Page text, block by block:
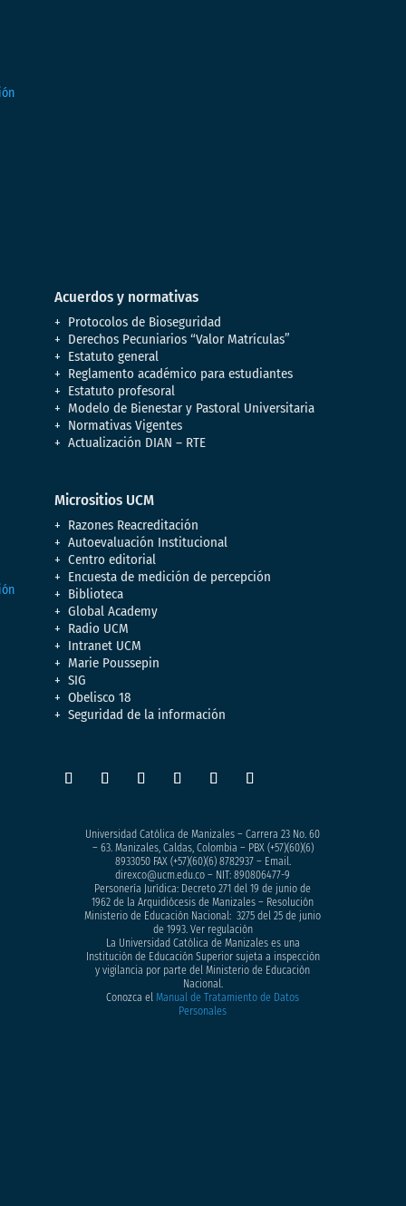
Acuerdos y normativas
Protocolos de Bioseguridad
Derechos Pecuniarios “Valor Matrículas”
Estatuto general
Reglamento académico para estudiantes
Estatuto profesoral
Modelo de Bienestar y Pastoral Universitaria
Normativas Vigentes
Actualización DIAN – RTE
Micrositios UCM
Razones Reacreditación
Autoevaluación Institucional
Centro editorial
Encuesta de medición de percepción
Biblioteca
Global Academy
Radio UCM
Intranet UCM
Marie Poussepin
SIG
Obelisco 18
Seguridad de la información
Universidad Católica de Manizales – Carrera 23 No. 60
– 63. Manizales, Caldas, Colombia – PBX (+57)(60)(6)
8933050FAX (+57)(60)(6) 8782937 – Email.
direxco@ucm.edu.co – NIT: 890806477-9
Personería Jurídica: Decreto 271 del 19 de junio de
1962 de la Arquidiócesis de Manizales – Resolución
Ministerio de Educación Nacional: 3275 del 25 de junio
de 1993. Ver regulación
La Universidad Católica de Manizales es una
Institución de Educación Superior sujeta a inspección
y vigilancia por parte del Ministerio de Educación
Nacional.
Conozca elManual de Tratamiento de Datos
Personales